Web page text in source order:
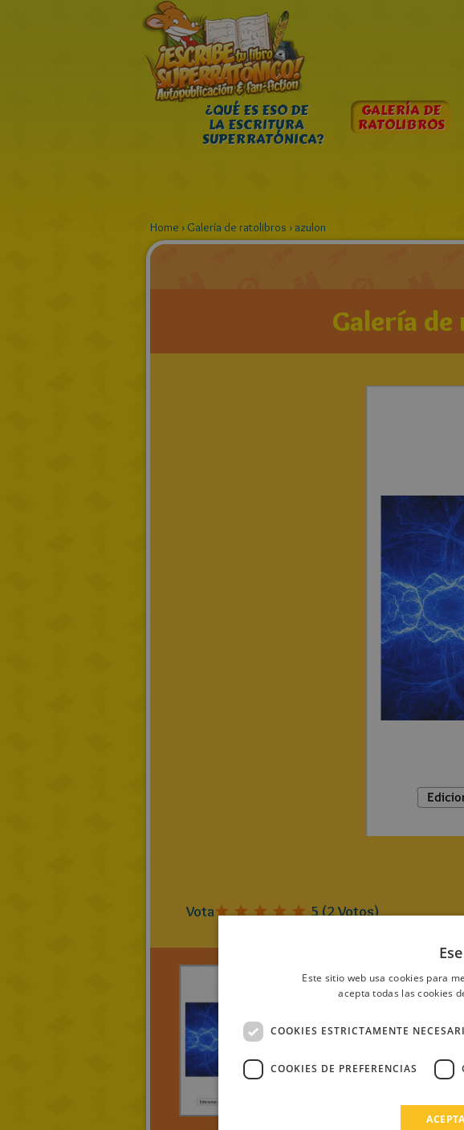
¿QUÉ ES ESO DE
LA ESCRITURA
SUPERRATÓNICA?
GALERÍA DE
RATOLIBROS
Home › Galería de ratolibros › azulon
Galería
Vota 5(2Votos)
> LEE TODOS LOS
Este sitio web usa cookies para
acepta todas las cookies
COOKIES ESTRICTAMENTE
COOKIES DE PREFERENCIAS